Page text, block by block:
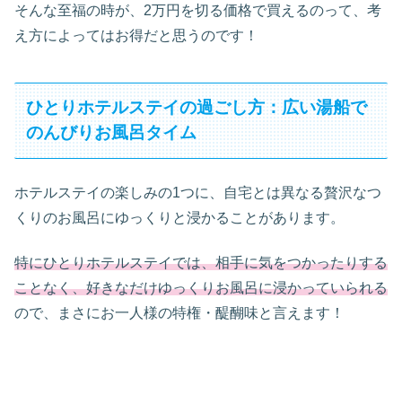
そんな至福の時が、2万円を切る価格で買えるのって、考
え方によってはお得だと思うのです！
ひとりホテルステイの過ごし方：広い湯船で
のんびりお風呂タイム
ホテルステイの楽しみの1つに、自宅とは異なる贅沢なつ
くりのお風呂にゆっくりと浸かることがあります。
特にひとりホテルステイでは、相手に気をつかったりする
ことなく、好きなだけゆっくりお風呂に浸かっていられる
ので、まさにお一人様の特権・醍醐味と言えます！